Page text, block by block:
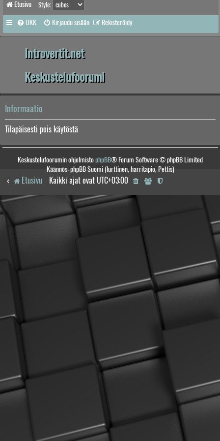
Etusivu Style:
UKK Kirjaudu sisään Rekisteröidy
Introvertit.net
Keskustelufoorumi
Informaatio
Tilapäisesti pois käytöstä
Keskustelufoorumin ohjelmistophpBB® Forum Software © phpBB Limited
Käännös: phpBB Suomi (lurttinen, harritapio, Pettis)
Etusivu Kaikki ajat ovat UTC+03:00